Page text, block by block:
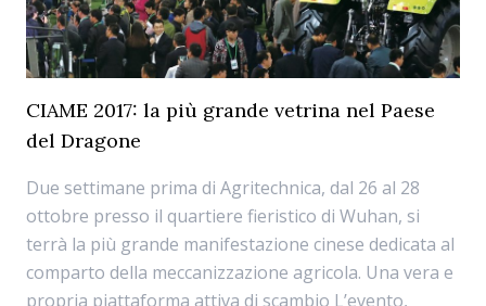
CIAME 2017: la più grande vetrina nel Paese
del Dragone
Due settimane prima di Agritechnica, dal 26 al 28
ottobre presso il quartiere fieristico di Wuhan, si
terrà la più grande manifestazione cinese dedicata al
comparto della meccanizzazione agricola. Una vera e
propria piattaforma attiva di scambio L’evento,